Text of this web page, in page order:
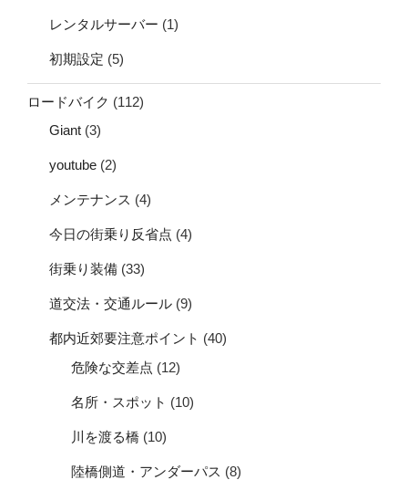
レンタルサーバー (1)
初期設定 (5)
ロードバイク (112)
Giant (3)
youtube (2)
メンテナンス (4)
今日の街乗り反省点 (4)
街乗り装備 (33)
道交法・交通ルール (9)
都内近郊要注意ポイント (40)
危険な交差点 (12)
名所・スポット (10)
川を渡る橋 (10)
陸橋側道・アンダーパス (8)